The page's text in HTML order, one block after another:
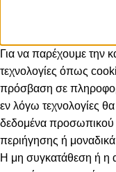
Για να παρέχουμε την
τεχνολογίες όπως
πρόσβαση σε
εν λόγω τεχνολογίες
δεδομένα
περιήγησης ή
Η μη συγκατάθεση ή η